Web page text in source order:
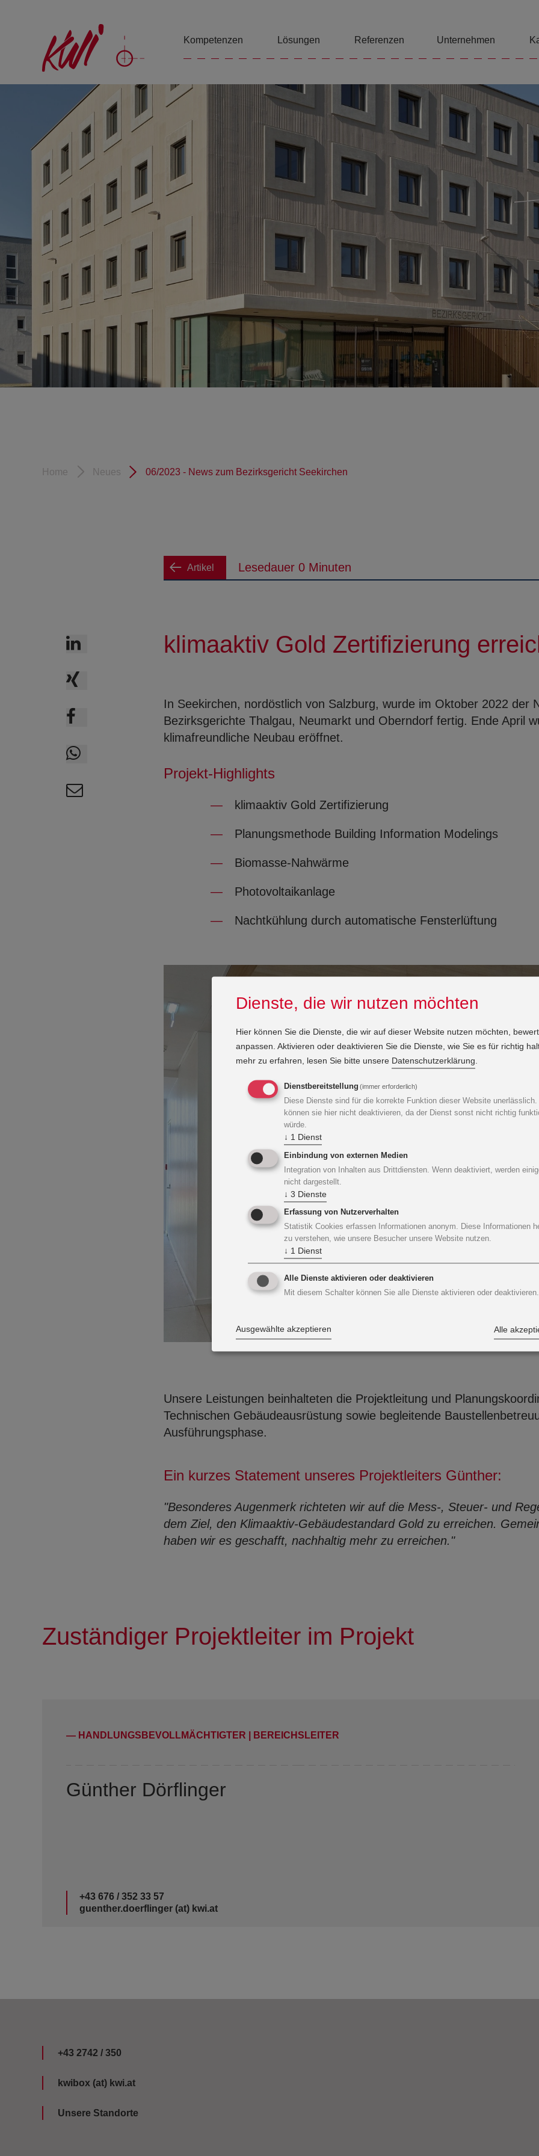
Kompetenzen Lösungen Referenzen Unternehmen
Home Neues 06/2023 - News zum Bezirksgericht Seekirchen
Artikel Lesedauer 0 Minuten
LinkedIn
XING
WhatsApp
E-Mail
klimaaktiv Gold Zertifizierung
In Seekirchen, nordöstlich von Salzburg, wurde im Oktober 2022 der
Bezirksgerichte Thalgau, Neumarkt und Oberndorf fertig. Ende April
klimafreundliche Neubau eröffnet.
Projekt-Highlights
klimaaktiv Gold Zertifizierung
Planungsmethode Building Information Modelings
Biomasse-Nahwärme
Photovoltaikanlage
Nachtkühlung durch automatische Fensterlüftung
Unsere Leistungen beinhalteten die Projektleitung und
Technischen Gebäudeausrüstung sowie begleitende
Ausführungsphase.
Ein kurzes Statement unseres Projektleiters Günther:
"Besonderes Augenmerk richteten wir auf die Mess-, Steuer- und
dem Ziel, den Klimaaktiv-Gebäudestandard Gold zu erreichen.
haben wir es geschafft, nachhaltig mehr zu erreichen."
Zuständiger Projektleiter im Projekt
— HANDLUNGSBEVOLLMÄCHTIGTER | BEREICHSLEITER
Günther Dörflinger
+43 676 / 352 33 57
guenther.doerflinger (at) kwi.at
+43 2742 / 350
kwibox (at) kwi.at
Unsere Standorte
Dienste, die wir nutzen möchten
Hier können Sie die Dienste, die wir auf dieser Website nutzen möchten,
anpassen. Aktivieren oder deaktivieren Sie die Dienste, wie Sie es für richtig
mehr zu erfahren, lesen Sie bitte unsere Datenschutzerklärung.
Dienstbereitstellung (immer erforderlich)
Diese Dienste sind für die korrekte Funktion dieser Website unerlässlich.
können sie hier nicht deaktivieren, da der Dienst sonst nicht richtig
würde.
↓ 1 Dienst
Einbindung von externen Medien
Integration von Inhalten aus Drittdiensten. Wenn deaktiviert, werden
nicht dargestellt.
↓ 3 Dienste
Erfassung von Nutzerverhalten
Statistik Cookies erfassen Informationen anonym. Diese Informationen
zu verstehen, wie unsere Besucher unsere Website nutzen.
↓ 1 Dienst
Alle Dienste aktivieren oder deaktivieren
Mit diesem Schalter können Sie alle Dienste aktivieren oder deaktivieren.
Ausgewählte akzeptieren Alle